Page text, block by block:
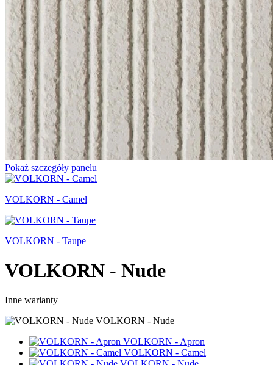
Pokaż szczegóły panelu
VOLKORN - Camel
VOLKORN - Taupe
VOLKORN - Nude
Inne warianty
VOLKORN - Nude
VOLKORN - Apron
VOLKORN - Camel